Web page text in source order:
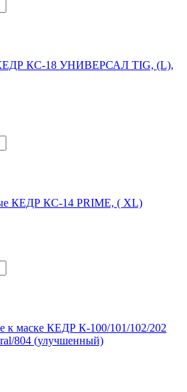
КС-18 УНИВЕРСАЛ TIG, (L),
КЕДР КС-14 PRIME, ( XL)
к маске КЕДР К-100/101/102/202
804 (улучшенный)